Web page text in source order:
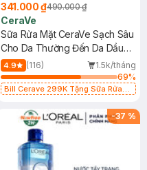
341.000 ₫490.000 ₫
CeraVe
Sữa Rửa Mặt CeraVe Sạch Sâu
Cho Da Thường Đến Da Dầu
473ml
4.9 (116)
1.5k/tháng
69%
Bill Cerave 299K Tặng Sữa Rửa
-37 %